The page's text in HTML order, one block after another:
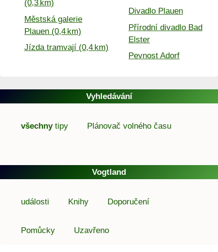
(0,3 km)
Městská galerie
Plauen (0,4 km)
Jízda tramvají (0,4 km)
Divadlo Plauen
Přírodní divadlo Bad
Elster
Pevnost Adorf
Vyhledávání
všechnytipy Plánovač volného času
Vogtland
události Knihy Doporučení
Pomůcky Uzavřeno